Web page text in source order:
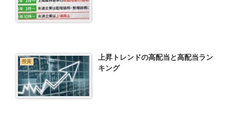
投資
上昇トレンドの高配当と高配当ラン
キング